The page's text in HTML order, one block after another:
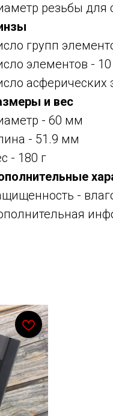
резьбы для
групп
элементов - 10
асферических
и вес
- 60 мм
- 51.9 мм
- 180 г
-